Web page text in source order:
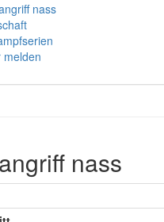
nass
melden
nass